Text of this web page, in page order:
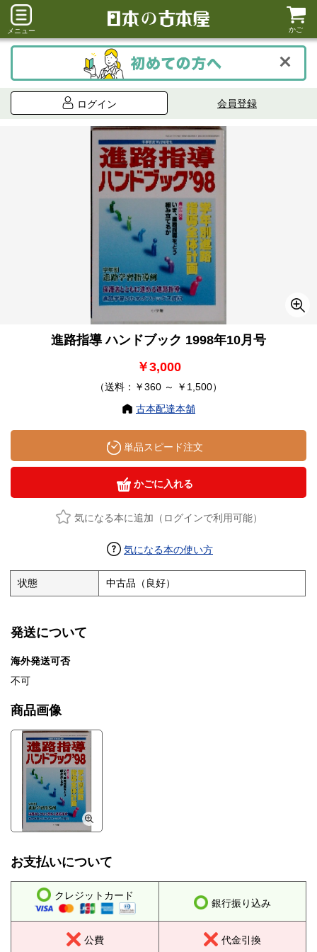
メニュー かご
ログイン 会員登録
進路指導 ハンドブック 1998年10月号
￥3,000
（送料：￥360 ～ ￥1,500）
古本配達本舗
単品スピード注文
かごに入れる
気になる本に追加（ログインで利用可能）
気になる本の使い方
状態 中古品（良好）
発送について
海外発送可否
不可
商品画像
お支払いについて
クレジットカード
銀行振り込み
公費 代金引換